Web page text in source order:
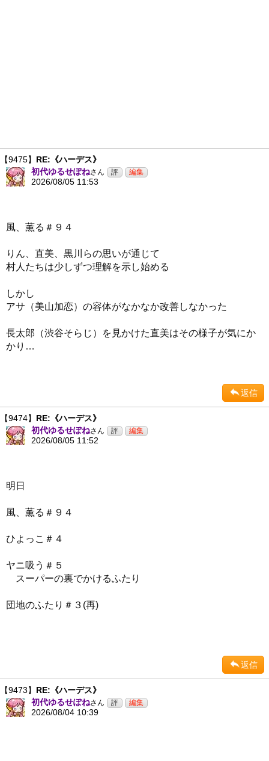
【9475】 RE:《ハーデス》
初代ゆるせぽねさん
2026/08/05 11:53
風、薫る＃９４
りん、直美、黒川らの思いが通じて
村人たちは少しずつ理解を示し始める
しかし
アサ（美山加恋）の容体がなかなか改善しなかった
長太郎（渋谷そらじ）を見かけた直美はその様子が気にか
かり…
返信
【9474】 RE:《ハーデス》
初代ゆるせぽねさん
2026/08/05 11:52
明日
風、薫る＃９４
ひよっこ＃４
ヤニ吸う＃５
スーパーの裏でかけるふたり
団地のふたり＃３(再)
返信
【9473】 RE:《ハーデス》
初代ゆるせぽねさん
2026/08/04 10:39